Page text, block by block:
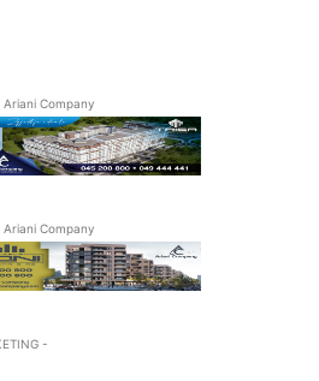
Company
Company
-